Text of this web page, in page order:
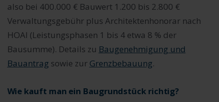
also bei 400.000 € Bauwert 1.200 bis 2.800 €
Verwaltungsgebühr plus Architektenhonorar nach
HOAI (Leistungsphasen 1 bis 4 etwa 8 % der
Bausumme). Details zu Baugenehmigung und
Bauantrag sowie zur Grenzbebauung.
Wie kauft man ein Baugrundstück richtig?